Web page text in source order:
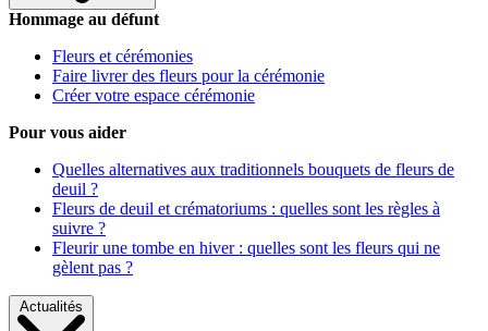
Hommage au défunt
Fleurs et cérémonies
Faire livrer des fleurs pour la cérémonie
Créer votre espace cérémonie
Pour vous aider
Quelles alternatives aux traditionnels bouquets de fleurs de
deuil ?
Fleurs de deuil et crématoriums : quelles sont les règles à
suivre ?
Fleurir une tombe en hiver : quelles sont les fleurs qui ne
gèlent pas ?
Actualités